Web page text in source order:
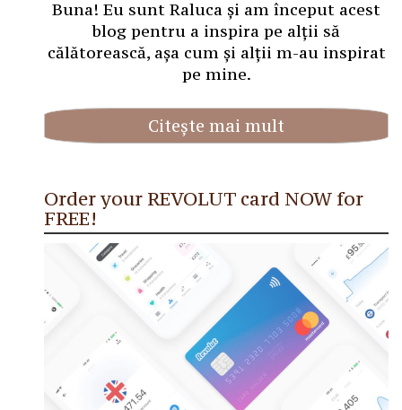
Buna! Eu sunt Raluca și am început acest
blog pentru a inspira pe alții să
călătorească, așa cum și alții m-au inspirat
pe mine.
Citește mai mult
Order your REVOLUT card NOW for
FREE!